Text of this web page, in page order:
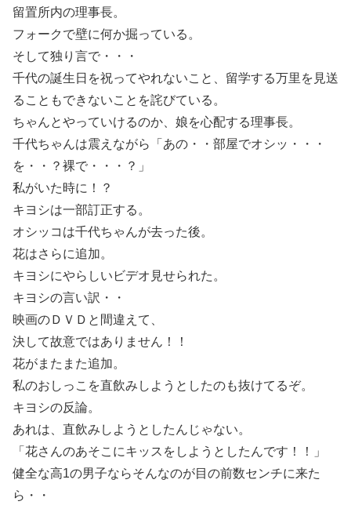
留置所内の理事長。
フォークで壁に何か掘っている。
そして独り言で・・・
千代の誕生日を祝ってやれないこと、留学する万里を見送
ることもできないことを詫びている。
ちゃんとやっていけるのか、娘を心配する理事長。
千代ちゃんは震えながら「あの・・部屋でオシッ・・・
を・・？裸で・・・？」
私がいた時に！？
キヨシは一部訂正する。
オシッコは千代ちゃんが去った後。
花はさらに追加。
キヨシにやらしいビデオ見せられた。
キヨシの言い訳・・
映画のＤＶＤと間違えて、
決して故意ではありません！！
花がまたまた追加。
私のおしっこを直飲みしようとしたのも抜けてるぞ。
キヨシの反論。
あれは、直飲みしようとしたんじゃない。
「花さんのあそこにキッスをしようとしたんです！！」
健全な高1の男子ならそんなのが目の前数センチに来た
ら・・